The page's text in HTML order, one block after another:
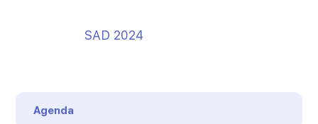
SAD 2024
Agenda